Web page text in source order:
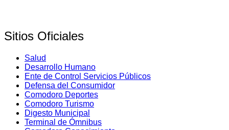
Sitios Oficiales
Salud
Desarrollo Humano
Ente de Control Servicios Públicos
Defensa del Consumidor
Comodoro Deportes
Comodoro Turismo
Digesto Municipal
Terminal de Ómnibus